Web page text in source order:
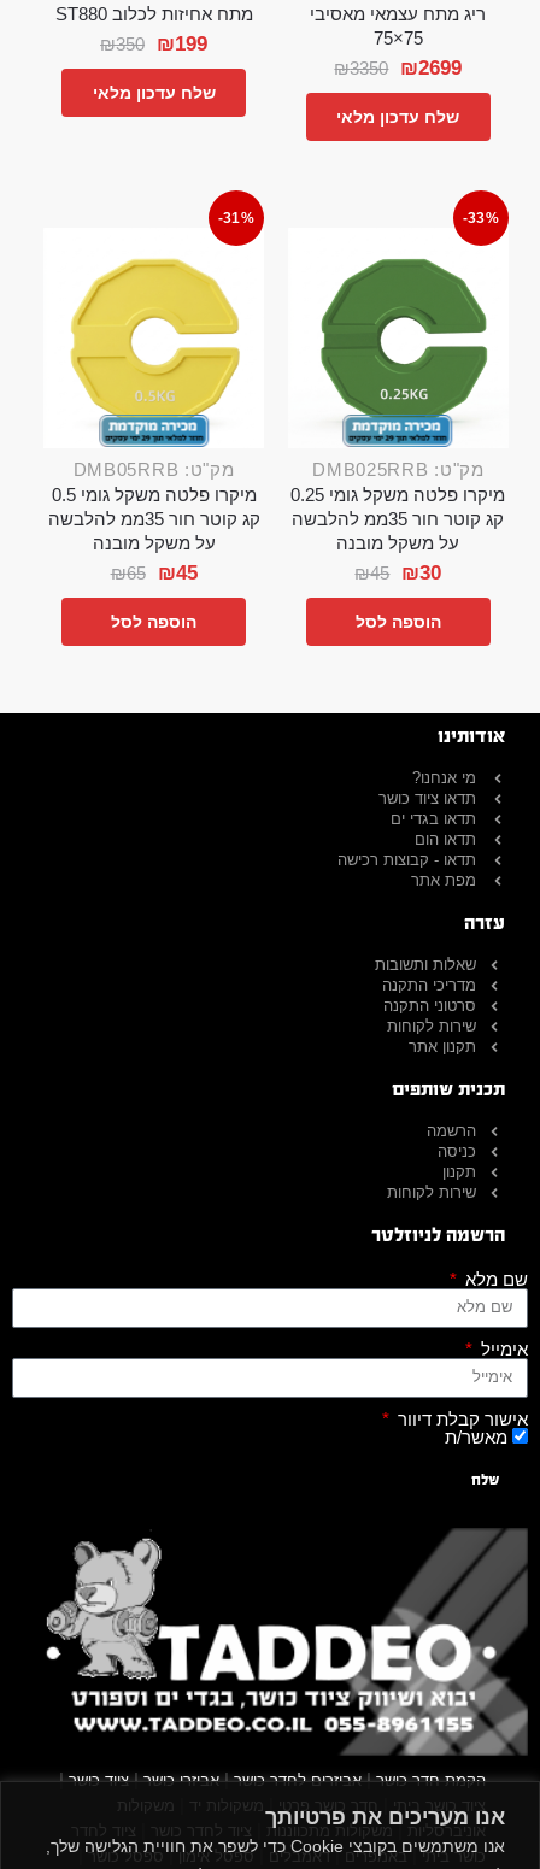
אנו מעריכים את פרטיותך
אנו משתמשים בקובצי Cookie כדי לשפר את חוויית הגלישה שלך,
ריג מתח עצמאי מאסיבי
75×75
₪3350 ₪2699
שלח עדכון מלאי
מתח אחיזות לכלוב ST880
₪350 ₪199
שלח עדכון מלאי
-33%
מק"ט: DMB025RRB
מיקרו פלטה משקל גומי 0.25
קג קוטר חור 35ממ להלבשה
על משקל מובנה
₪45 ₪30
הוספה לסל
-31%
מק"ט: DMB05RRB
מיקרו פלטה משקל גומי 0.5
קג קוטר חור 35ממ להלבשה
על משקל מובנה
₪65 ₪45
הוספה לסל
אודותינו
מי אנחנו?
תדאו ציוד כושר
תדאו בגדי ים
תדאו הום
תדאו - קבוצות רכישה
מפת אתר
עזרה
שאלות ותשובות
מדריכי התקנה
סרטוני התקנה
שירות לקוחות
תקנון אתר
תכנית שותפים
הרשמה
כניסה
תקנון
שירות לקוחות
הרשמה לניוזלטר
שם מלא
אימייל
אישור קבלת דיוור
מאשר/ת
שלח
הקמת חדר כושר|אביזרים לחדר כושר|אביזרי כושר|ציוד כושר|
ציוד כושר ביתי חדר כושר פרטי משקולות יד
משקולות
אוניברסליות |משקולות מתכווננות ציוד לחדר כושר
ציוד לחדר
כושר ביתי|באמפרים |דאמבלים |ספסל אימון | ספסל כושר|